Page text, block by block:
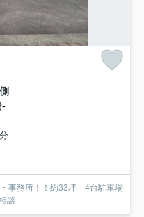
-
事務所！！約33坪 4台駐車場
談